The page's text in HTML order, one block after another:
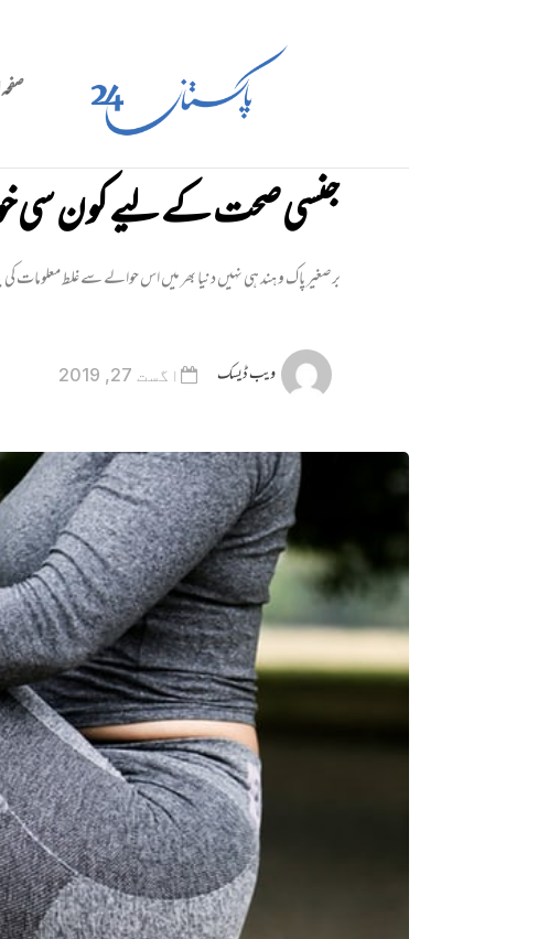
جنسی صحت کے لیے کون سی
برصغیر پاک و ہند ہی نہیں دنیا بھر میں اس حوالے سے غلط
ویب ڈیسک اگست 27, 2019